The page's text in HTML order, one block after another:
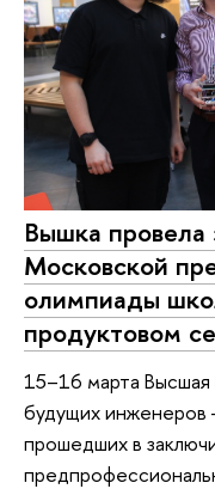
Вышка провела
Московской
олимпиады
продуктовом
15–16 марта
будущих инженеров
прошедших в